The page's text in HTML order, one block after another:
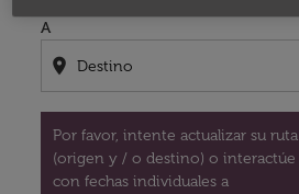
A
location_on
Por favor, intente actualizar su ruta
(origen y / o destino) o interactúe
con fechas individuales a